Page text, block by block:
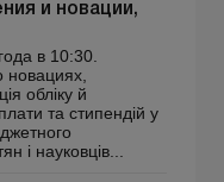
и новации,
в 10:30.
новациях,
обліку й
та стипендій у
і науковців...